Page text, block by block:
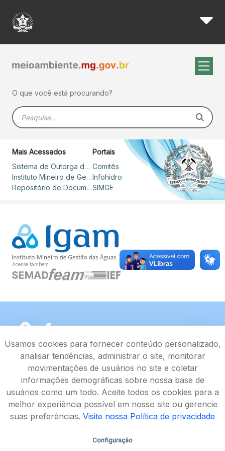
Pular para o Conteúdo principal
38ª Reunião Ordinária do
O que você está procurando?
Barra de busca
Mais Acessados
Sistema de Outorga de Direito de Uso de Recursos Hídricos – SOUT
Instituto Mineiro de Gestão das Águas
Repositório de Documentos
Portais
Comitês
Infohidro
SIMGE
Acesse também
Usamos cookies para fornecer conteúdo personalizado,
analisar tendências, administrar o site, monitorar
movimentações de usuários no site e coletar
informações demográficas sobre nossa base de
usuários como um todo. Aceite todos os cookies para a
melhor experiência possível em nosso site ou gerencie
suas preferências. Visite nossa Política de privacidade
Configuração